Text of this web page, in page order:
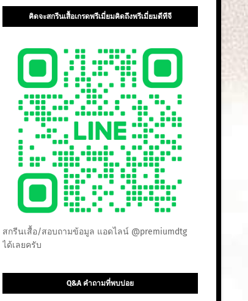
คิดจะสกรีนเสื้อเกรดพรีเมี่ยมคิดถึงพรีเมี่ยมดีทีจี
สกรีนเสื้อ/สอบถามข้อมูล แอดไลน์ @premiumdtg
ได้เลยครับ
Q&A คำถามที่พบบ่อย